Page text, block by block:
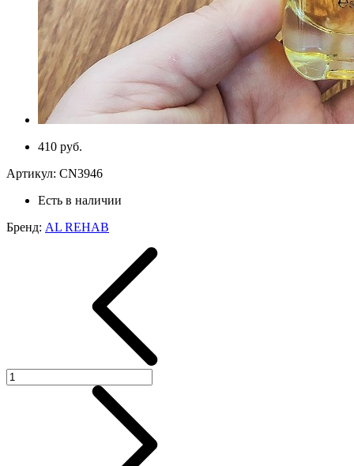
410 руб.
Артикул: CN3946
Есть в наличии
Бренд: AL REHAB